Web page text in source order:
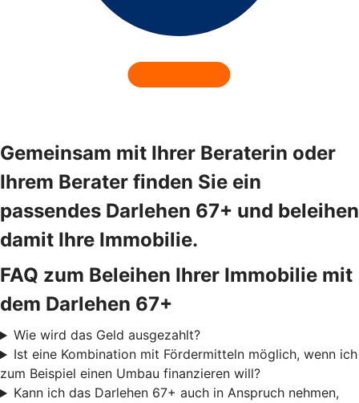
Gemeinsam mit Ihrer Beraterin oder
Ihrem Berater finden Sie ein
passendes Darlehen 67+ und beleihen
damit Ihre Immobilie.
FAQ zum Beleihen Ihrer Immobilie mit
dem Darlehen 67+
Wie wird das Geld ausgezahlt?
Ist eine Kombination mit Fördermitteln möglich, wenn ich
zum Beispiel einen Umbau finanzieren will?
Kann ich das Darlehen 67+ auch in Anspruch nehmen,